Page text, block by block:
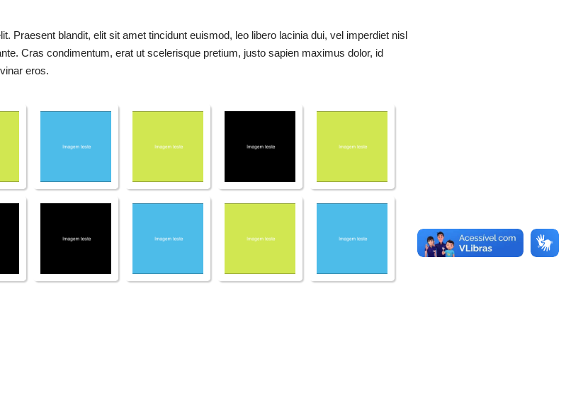
Praesent blandit, elit sit amet tincidunt euismod, leo libero lacinia dui, vel imperdiet nisl
Cras condimentum, erat ut scelerisque pretium, justo sapien maximus dolor, id
eros.